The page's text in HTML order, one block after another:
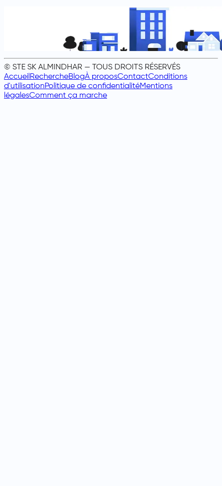
© STE SK ALMINDHAR — TOUS DROITS RÉSERVÉS
AccueilRechercheBlogÀ proposContactConditions
d'utilisationPolitique de confidentialitéMentions
légalesComment ça marche